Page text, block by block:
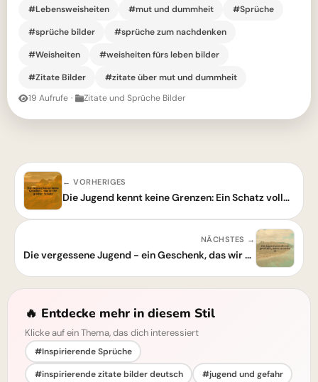
#Lebensweisheiten
#mut und dummheit
#Sprüche
#sprüche bilder
#sprüche zum nachdenken
#Weisheiten
#weisheiten fürs leben bilder
#Zitate Bilder
#zitate über mut und dummheit
19 Aufrufe · Zitate und Sprüche Bilder
← VORHERIGES
Die Jugend kennt keine Grenzen: Ein Schatz voller Freiheit und Potenzial
NÄCHSTES →
Die vergessene Jugend - ein Geschenk, das wir erst später schätzen
🔥 Entdecke mehr in diesem Stil
Klicke auf ein Thema, das dich interessiert
#Inspirierende Sprüche
#inspirierende zitate bilder deutsch
#jugend und gefahr